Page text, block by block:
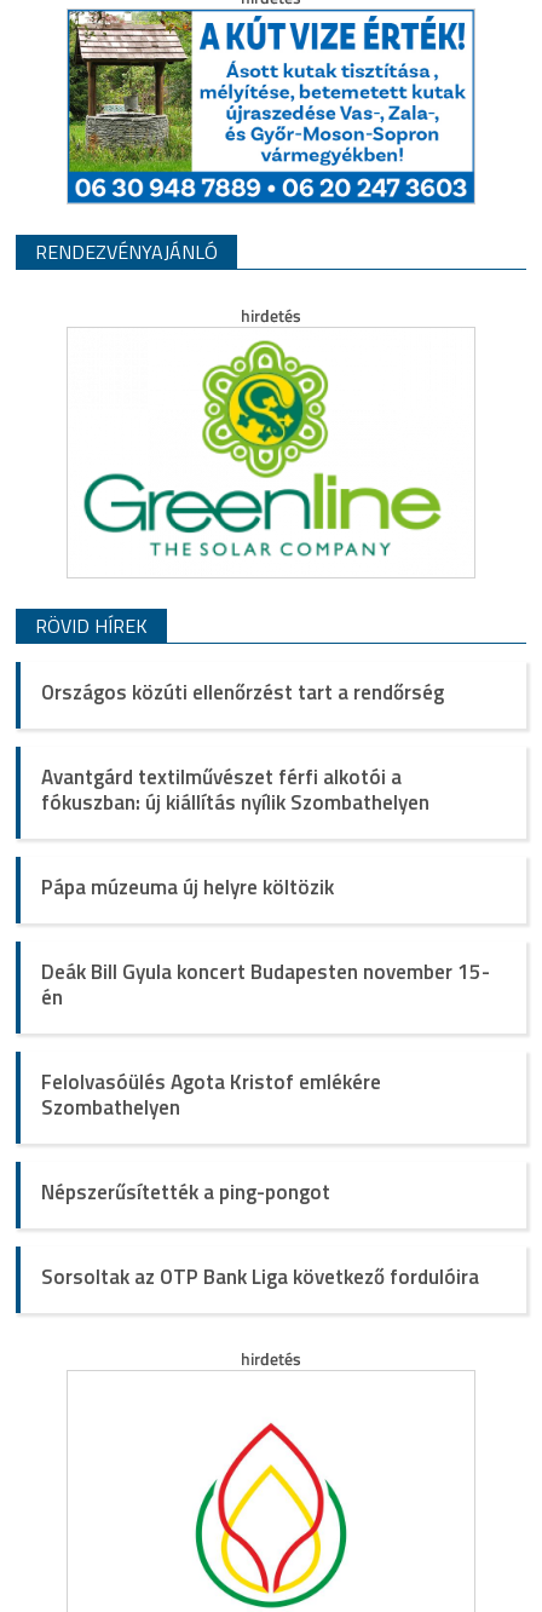
RENDEZVÉNYAJÁNLÓ
RÖVID HÍREK
Országos közúti ellenőrzést tart a rendőrség
Avantgárd textilművészet férfi alkotói a
fókuszban: új kiállítás nyílik Szombathelyen
Pápa múzeuma új helyre költözik
Deák Bill Gyula koncert Budapesten november 15-
én
Felolvasóülés Agota Kristof emlékére
Szombathelyen
Népszerűsítették a ping-pongot
Sorsoltak az OTP Bank Liga következő fordulóira